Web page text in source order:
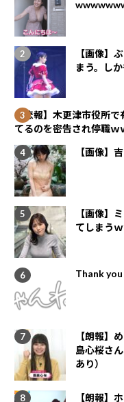
【画像】
まう。し
【悲報】木更津市役所
てるのを密告され停職ｗ
【画像】
【画像】
てしまう
Thank you
【朗報】
島心桜さ
あり）
【朗報】